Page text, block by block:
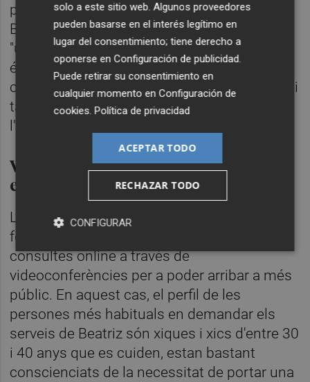
persones a tindre una vida més saludable.
Beatriz assegura que des de la pandèmia
"una gran part de la gent se n'ha adonat que
és necessari portar una vida més sana, es
cuida més, porta una alimentació adequada i
també ho combina amb la pràctica de
l'exercici físic".
Videoconferències per a arribar
enlloc
La nutricionista també utilitza les
ferramentes digitals i virtuals com són les
consultes online a través de
videoconferències per a poder arribar a més
públic. En aquest cas, el perfil de les
persones més habituals en demandar els
serveis de Beatriz són xiques i xics d'entre 30
i 40 anys que es cuiden, estan bastant
conscienciats de la necessitat de portar una
solo a este sitio web. Algunos proveedores
pueden basarse en el interés legítimo en
lugar del consentimiento; tiene derecho a
oponerse enConfiguración de publicidad.
Puede retirar su consentimiento en
cualquier momento enConfiguración de
cookies.Política de privacidad
ACEPTAR TODO
RECHAZAR TODO
CONFIGURAR